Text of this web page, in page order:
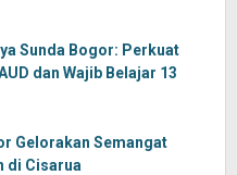
Sunda Bogor: Perkuat
dan Wajib Belajar 13
Gelorakan Semangat
di Cisarua